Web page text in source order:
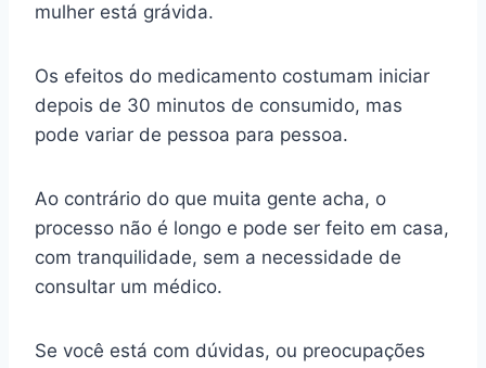
mulher está grávida.
Os efeitos do medicamento costumam iniciar
depois de 30 minutos de consumido, mas
pode variar de pessoa para pessoa.
Ao contrário do que muita gente acha, o
processo não é longo e pode ser feito em casa,
com tranquilidade, sem a necessidade de
consultar um médico.
Se você está com dúvidas, ou preocupações